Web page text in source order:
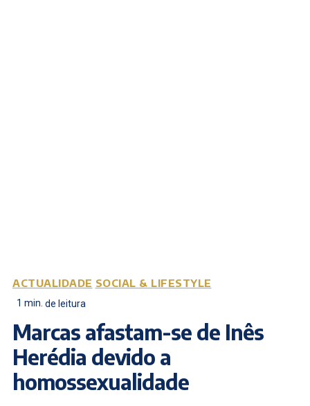
ACTUALIDADE SOCIAL & LIFESTYLE
1 min. de leitura
Marcas afastam-se de Inês
Herédia devido a
homossexualidade